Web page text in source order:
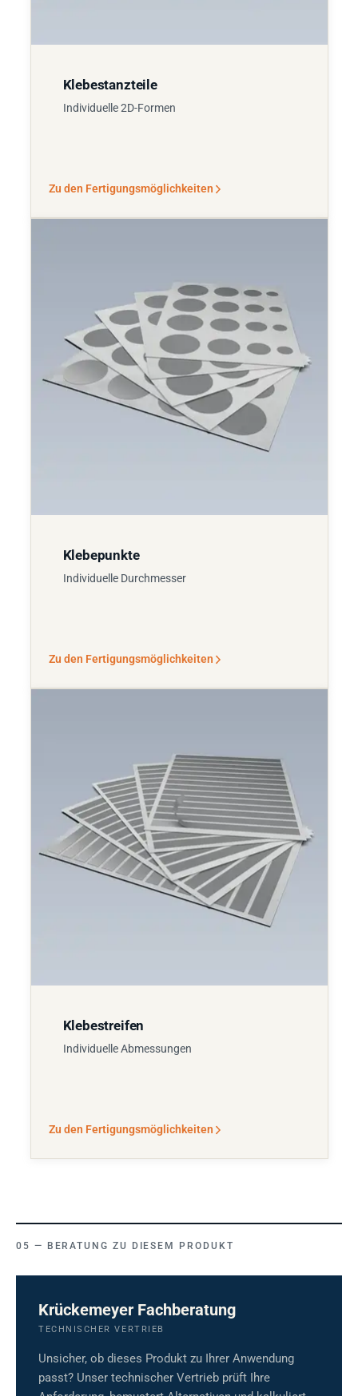
Klebestanzteile
Individuelle 2D-Formen
Zu den Fertigungsmöglichkeiten
Klebepunkte
Individuelle Durchmesser
Zu den Fertigungsmöglichkeiten
Klebestreifen
Individuelle Abmessungen
Zu den Fertigungsmöglichkeiten
BERATUNG ZU DIESEM PRODUKT
Krückemeyer Fachberatung
TECHNISCHER VERTRIEB
Unsicher, ob dieses Produkt zu Ihrer Anwendung
passt? Unser technischer Vertrieb prüft Ihre